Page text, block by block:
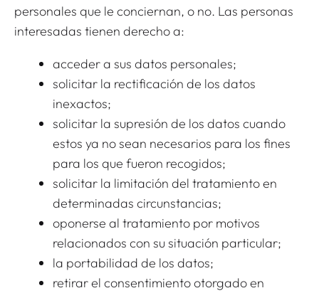
personales que le conciernan, o no. Las personas
interesadas tienen derecho a:
acceder a sus datos personales;
solicitar la rectificación de los datos
inexactos;
solicitar la supresión de los datos cuando
estos ya no sean necesarios para los fines
para los que fueron recogidos;
solicitar la limitación del tratamiento en
determinadas circunstancias;
oponerse al tratamiento por motivos
relacionados con su situación particular;
la portabilidad de los datos;
retirar el consentimiento otorgado en